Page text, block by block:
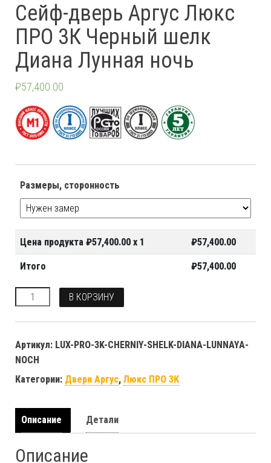
Сейф-дверь Аргус Люкс
ПРО 3К Черный шелк
Диана Лунная ночь
₽57,400.00
Размеры, сторонность
Цена продукта ₽57,400.00x 1 ₽57,400.00
Итого ₽57,400.00
Количество В КОРЗИНУ
Артикул: LUX-PRO-3K-CHERNIY-SHELK-DIANA-LUNNAYA-
NOCH
Категории: Двери Аргус, Люкс ПРО 3К
Описание Детали
Описание